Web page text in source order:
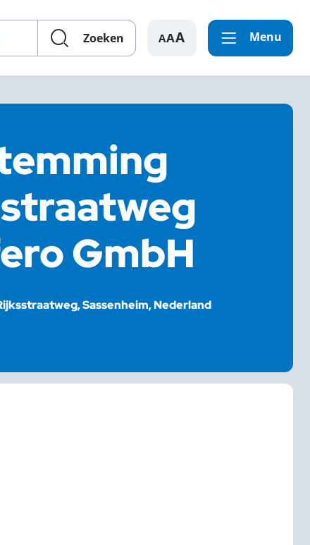
Zoeken A Menu
GmbH
Sassenheim, Nederland